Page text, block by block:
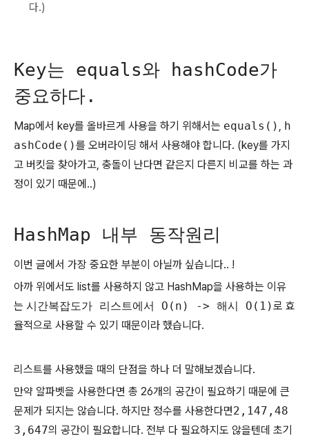
다.)
Key는 equals와 hashCode가
중요하다.
Map에서 key를 올바르게 사용을 하기 위해서는 equals() , h
ashCode()를 오버라이딩 해서 사용해야 합니다. (key를 가지
고 버킷을 찾아가고, 충돌이 난다면 같은지 다른지 비교를 하는 과
정이 있기 때문에..)
HashMap 내부 동작원리
이번 글에서 가장 중요한 부분이 아닐까 싶습니다.. !
아까 위에서도 list를 사용하지 않고 HashMap을 사용하는 이유
는 시간복잡도가 리스트에서 O(n) -> 해시 O(1)로 효
율적으로 사용할 수 있기 때문이라 했습니다.
리스트를 사용했을 때의 단점을 하나 더 말해보겠습니다.
만약 알파벳을 사용한다면 총 26개의 공간이 필요하기 때문에 큰
문제가 되지는 않습니다. 하지만 정수를 사용한다면2,147,48
3,647의 공간이 필요합니다. 전부 다 필요하지도 않을텐데 초기